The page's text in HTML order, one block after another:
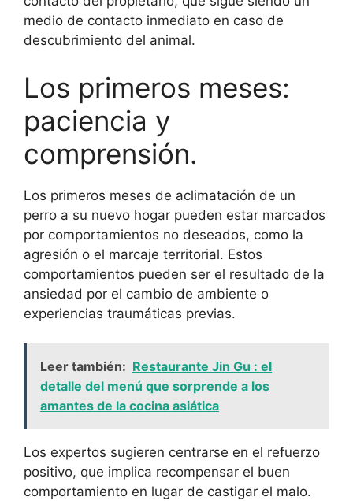
medio de contacto inmediato en caso de
descubrimiento del animal.
Los primeros meses:
paciencia y
comprensión.
Los primeros meses de aclimatación de un
perro a su nuevo hogar pueden estar marcados
por comportamientos no deseados, como la
agresión o el marcaje territorial. Estos
comportamientos pueden ser el resultado de la
ansiedad por el cambio de ambiente o
experiencias traumáticas previas.
Leer también: Restaurante Jin Gu : el
detalle del menú que sorprende a los
amantes de la cocina asiática
Los expertos sugieren centrarse en el refuerzo
positivo, que implica recompensar el buen
comportamiento en lugar de castigar el malo.